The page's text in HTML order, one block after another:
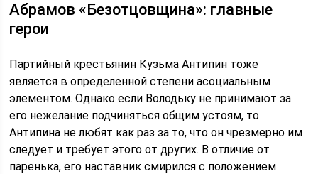
Абрамов «Безотцовщина»: главные
герои
Партийный крестьянин Кузьма Антипин тоже
является в определенной степени асоциальным
элементом. Однако если Володьку не принимают за
его нежелание подчиняться общим устоям, то
Антипина не любят как раз за то, что он чрезмерно им
следует и требует этого от других. В отличие от
паренька, его наставник смирился с положением